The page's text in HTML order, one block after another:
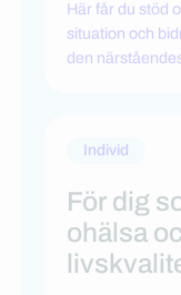
Här får du stöd
situation och
den
Individ
För dig
ohälsa